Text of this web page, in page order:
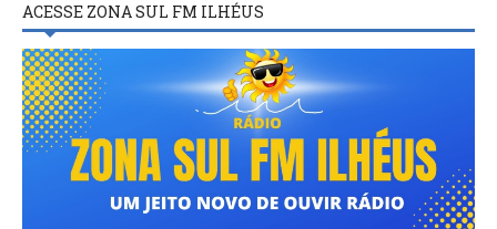
ACESSE ZONA SUL FM ILHÉUS